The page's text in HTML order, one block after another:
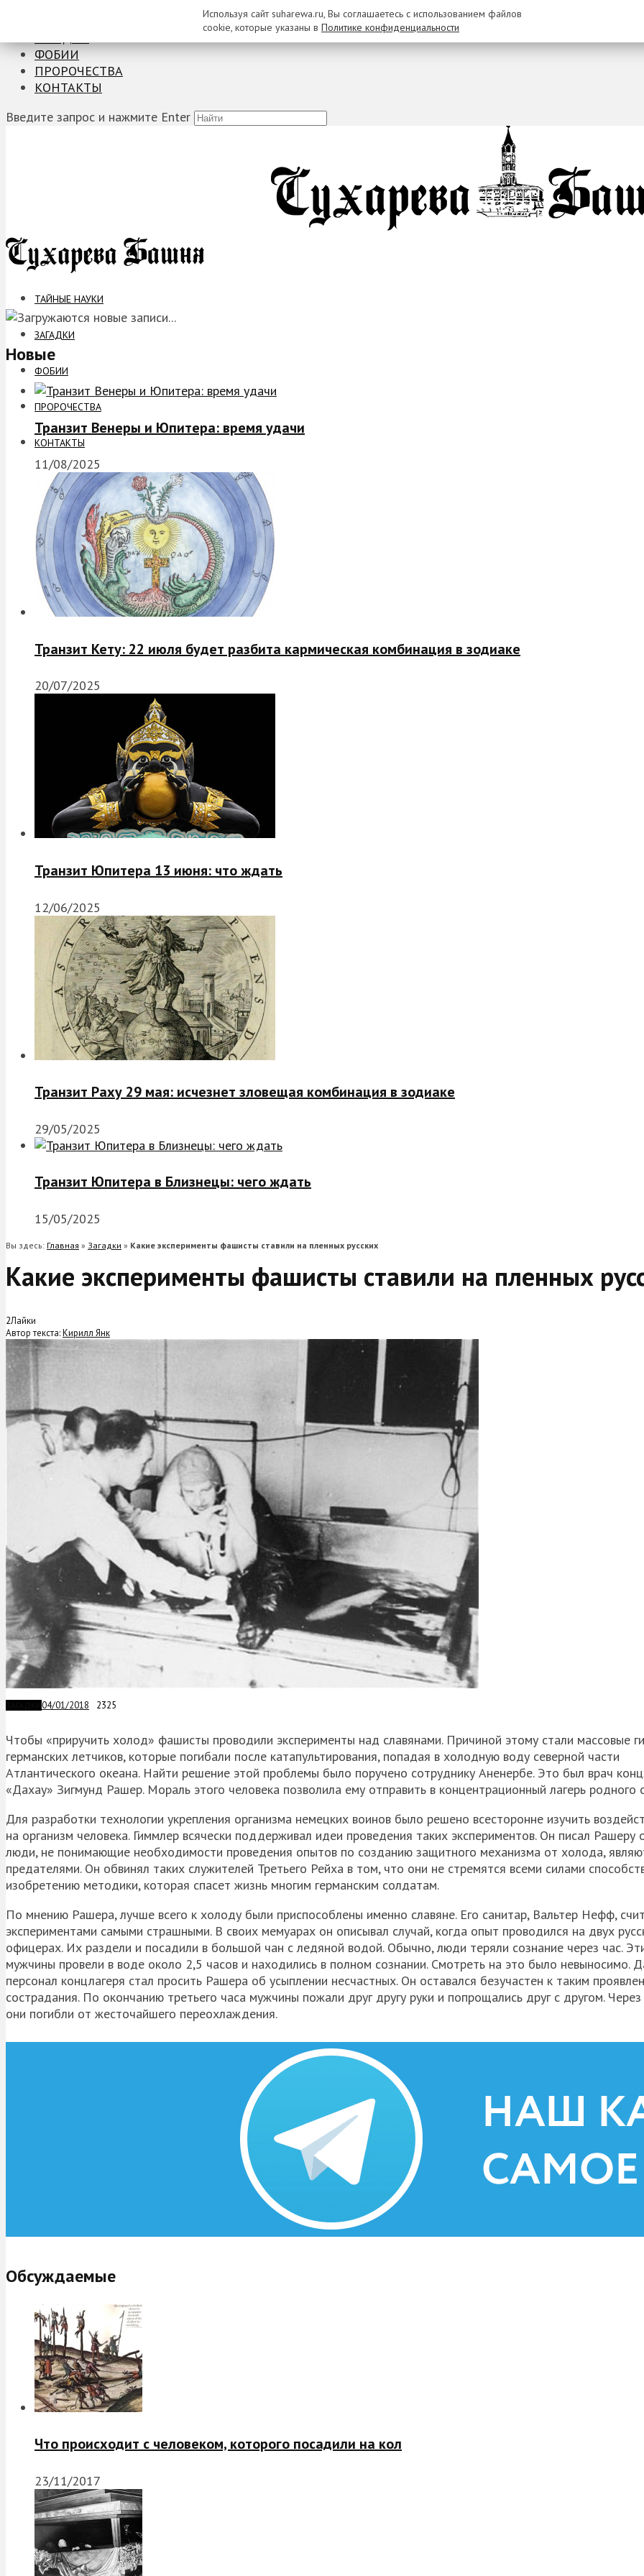
ФОБИИ
ПРОРОЧЕСТВА
КОНТАКТЫ
Введите запрос и нажмите Enter
ТАЙНЫЕ НАУКИ
ЗАГАДКИ
ФОБИИ
ПРОРОЧЕСТВА
КОНТАКТЫ
Новые
Транзит Венеры и Юпитера: время удачи
11/08/2025
Транзит Кету: 22 июля будет разбита кармическая комбинация в зодиаке
20/07/2025
Транзит Юпитера 13 июня: что ждать
12/06/2025
Транзит Раху 29 мая: исчезнет зловещая комбинация в зодиаке
29/05/2025
Транзит Юпитера в Близнецы: чего ждать
15/05/2025
Вы здесь: Главная » Загадки » Какие эксперименты фашисты ставили на пленных русских
Какие эксперименты фашисты ставили на пленных
2Лайки
Автор текста:Кирилл Янк
04/01/2018 2325
Чтобы «приручить холод» фашисты проводили эксперименты над славянами. Причиной этому стали массовые
германских летчиков, которые погибали после катапультирования, попадая в холодную воду северной части
Атлантического океана. Найти решение этой проблемы было поручено сотруднику Аненербе. Это был врач
«Дахау» Зигмунд Рашер. Мораль этого человека позволила ему отправить в концентрационный лагерь родного
Для разработки технологии укрепления организма немецких воинов было решено всесторонне изучить
на организм человека. Гиммлер всячески поддерживал идеи проведения таких экспериментов. Он писал Рашеру
люди, не понимающие необходимости проведения опытов по созданию защитного механизма от холода,
предателями. Он обвинял таких служителей Третьего Рейха в том, что они не стремятся всеми силами
изобретению методики, которая спасет жизнь многим германским солдатам.
По мнению Рашера, лучше всего к холоду были приспособлены именно славяне. Его санитар, Вальтер Нефф,
экспериментами самыми страшными. В своих мемуарах он описывал случай, когда опыт проводился на двух
офицерах. Их раздели и посадили в большой чан с ледяной водой. Обычно, люди теряли сознание через час.
мужчины провели в воде около 2,5 часов и находились в полном сознании. Смотреть на это было невыносимо.
персонал концлагеря стал просить Рашера об усыплении несчастных. Он оставался безучастен к таким
сострадания. По окончанию третьего часа мужчины пожали друг другу руки и попрощались друг с другом.
они погибли от жесточайшего переохлаждения.
Обсуждаемые
Что происходит с человеком, которого посадили на кол
23/11/2017
Используя сайт suharewa.ru, Вы соглашаетесь с использованием файлов
cookie, которые указаны в Политике конфиденциальности